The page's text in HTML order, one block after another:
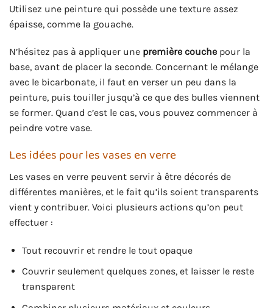
Utilisez une peinture qui possède une texture assez
épaisse, comme la gouache.
N’hésitez pas à appliquer une première couche pour la
base, avant de placer la seconde. Concernant le mélange
avec le bicarbonate, il faut en verser un peu dans la
peinture, puis touiller jusqu’à ce que des bulles viennent
se former. Quand c’est le cas, vous pouvez commencer à
peindre votre vase.
Les idées pour les vases en verre
Les vases en verre peuvent servir à être décorés de
différentes manières, et le fait qu’ils soient transparents
vient y contribuer. Voici plusieurs actions qu’on peut
effectuer :
Tout recouvrir et rendre le tout opaque
Couvrir seulement quelques zones, et laisser le reste
transparent